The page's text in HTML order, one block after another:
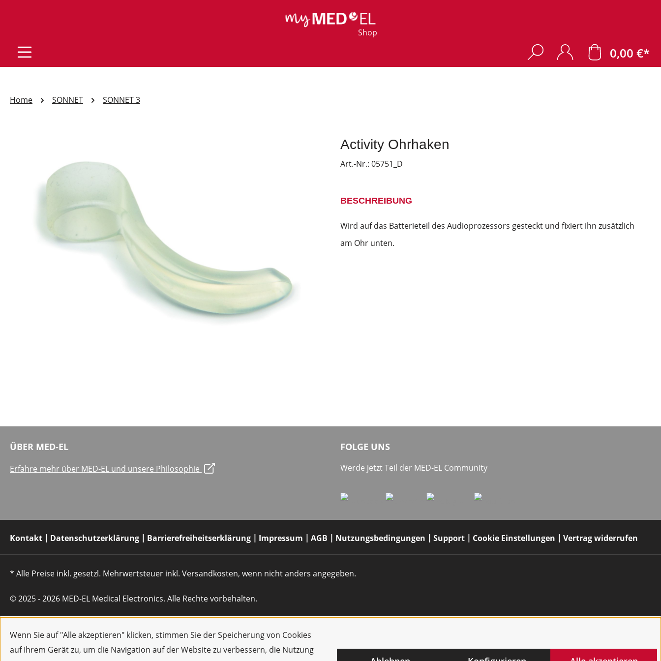
Wenn Sie auf "Alle akzeptieren" klicken, stimmen Sie der Speicherung von Cookies
auf Ihrem Gerät zu, um die Navigation auf der Website zu verbessern, die Nutzung
Shop
0,00 €*
Home SONNET SONNET 3
Activity Ohrhaken
Art.-Nr.: 05751_D
BESCHREIBUNG
Wird auf das Batterieteil des Audioprozessors gesteckt und fixiert ihn zusätzlich
am Ohr unten.
ÜBER MED-EL
Erfahre mehr über MED-EL und unsere Philosophie
FOLGE UNS
Werde jetzt Teil der MED-EL Community
Kontakt Datenschutzerklärung Barrierefreiheitserklärung Impressum AGB Nutzungsbedingungen Support Cookie Einstellungen Vertrag widerrufen
* Alle Preise inkl. gesetzl. Mehrwertsteuer inkl. Versandkosten, wenn nicht anders angegeben.
© 2025 - 2026 MED-EL Medical Electronics. Alle Rechte vorbehalten.